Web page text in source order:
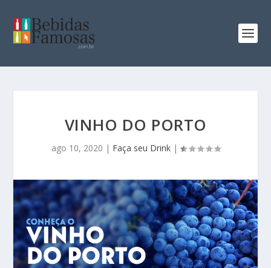
VINHO DO PORTO
ago 10, 2020 | Faça seu Drink|